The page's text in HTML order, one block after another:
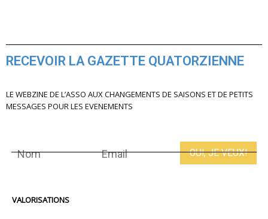
RECEVOIR LA GAZETTE QUATORZIENNE
LE WEBZINE DE L’ASSO AUX CHANGEMENTS DE SAISONS ET DE PETITS
MESSAGES POUR LES EVENEMENTS
VALORISATIONS